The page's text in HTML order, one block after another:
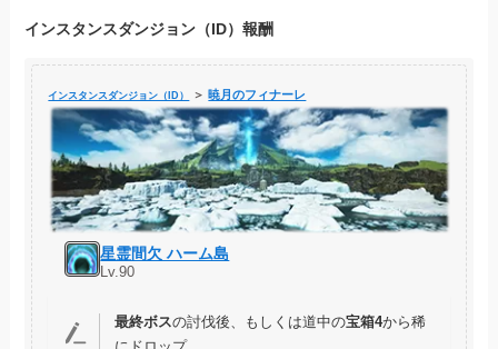
インスタンスダンジョン（ID）報酬
インスタンスダンジョン（ID） ＞暁月のフィナーレ
星霊間欠 ハーム島
Lv.90
最終ボスの討伐後、もしくは道中の宝箱4から稀